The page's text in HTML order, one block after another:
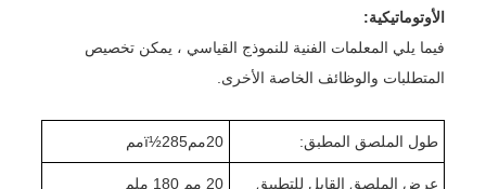
الأوتوماتيكية:
فيما يلي المعلمات الفنية للنموذج القياسي ، يمكن تخصيص
المتطلبات والوظائف الخاصة الأخرى.
طول الملصق المطبق: 20ممï½285 مم
عرض الملصق القابل للتطبيق
20 مم 1 80 ملم